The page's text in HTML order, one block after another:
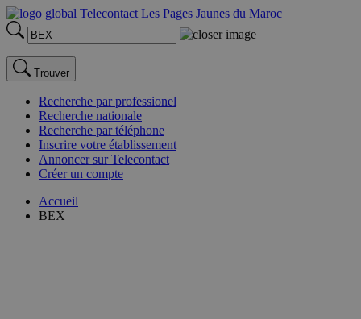
Trouver
Recherche par professionel
Recherche nationale
Recherche par téléphone
Inscrire votre établissement
Annoncer sur Telecontact
Créer un compte
Accueil
BEX